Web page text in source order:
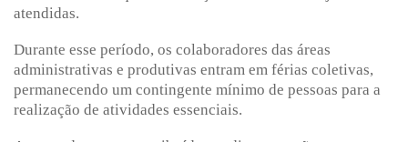
atendidas.
Durante esse período, os colaboradores das áreas
administrativas e produtivas entram em férias coletivas,
permanecendo um contingente mínimo de pessoas para a
realização de atividades essenciais.